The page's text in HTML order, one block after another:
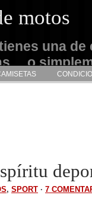
motos
una de
o
, SPORT · 7